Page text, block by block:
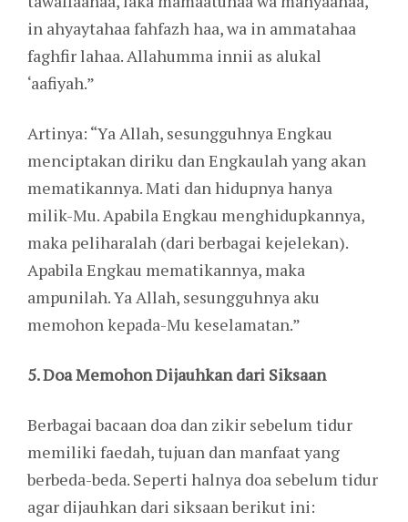
in ahyaytahaa fahfazh haa, wa in ammatahaa
faghfir lahaa. Allahumma innii as alukal
‘aafiyah.”
Artinya: “Ya Allah, sesungguhnya Engkau
menciptakan diriku dan Engkaulah yang akan
mematikannya. Mati dan hidupnya hanya
milik-Mu. Apabila Engkau menghidupkannya,
maka peliharalah (dari berbagai kejelekan).
Apabila Engkau mematikannya, maka
ampunilah. Ya Allah, sesungguhnya aku
memohon kepada-Mu keselamatan.”
5. Doa Memohon Dijauhkan dari Siksaan
Berbagai bacaan doa dan zikir sebelum tidur
memiliki faedah, tujuan dan manfaat yang
berbeda-beda. Seperti halnya doa sebelum tidur
agar dijauhkan dari siksaan berikut ini: